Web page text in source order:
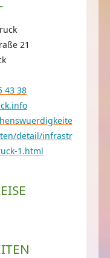
21
43 38
detail/infrastr
1.html